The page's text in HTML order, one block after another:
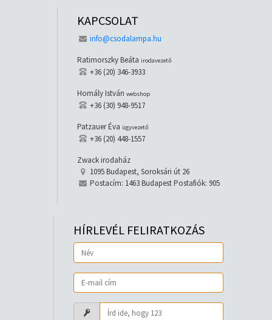
KAPCSOLAT
info@csodalampa.hu
Ratimorszky Beáta irodavezető
+36 (20) 346-3933
Homály István webshop
+36 (30) 948-9517
Patzauer Éva ügyvezető
+36 (20) 448-1557
Zwack irodaház
1095 Budapest, Soroksári út 26
Postacím: 1463 Budapest Postafiók: 905
HÍRLEVÉL FELIRATKOZÁS